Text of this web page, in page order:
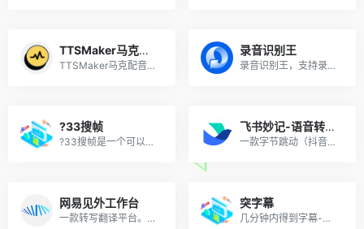
TTSMaker马克配音
TTSMaker马克配音是一个在线的文本转语音平台和AI配音神器，可以通过AI人工智能算法轻松将文本转换成音频，还支持调节音量、语速、停顿时间。
录音识别王
录音识别王，支持录音实时转文字、视频转文字、智能配音及图片转文字等功能，高效精准的录音识别技术，智能提取音频中的文字，支持TXT、WORD等格式导出，适用于各种录音制作场景。
?33搜帧
?33搜帧是一个可以通过文本描述来搜索视频画面的工具
飞书妙记-语音转文字
一款字节跳动（抖音的母公司）推出的 “语音自动转文字” 的效率神器。
网易见外工作台
一款转写翻译平台。它有视频翻译、视频转文字、字幕转写、视频转写等多种功能。
突字幕
几分钟内得到字幕-极速识别文字和画面提取字幕